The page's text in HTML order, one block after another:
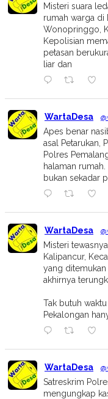
Misteri suara
rumah warga di
Wonopringgo,
Kepolisian
petasan
liar dan
WartaDesa
Apes benar
asal Petarukan,
Polres
halaman
bukan sekadar
WartaDesa
Misteri
Kalipancur,
yang
akhirnya
Tak butuh
Pekalongan
WartaDesa
Satreskrim
mengungkap